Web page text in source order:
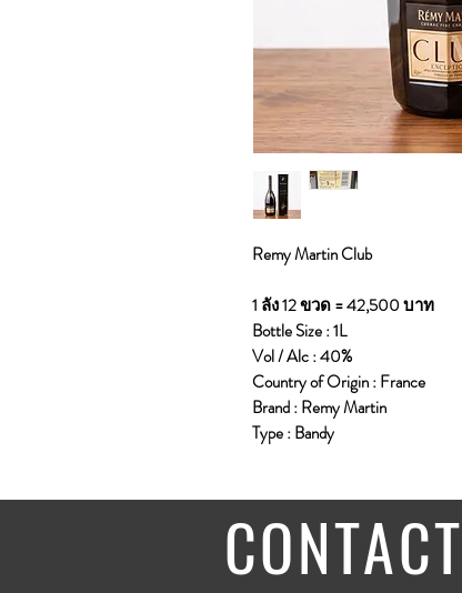
Remy Martin Club
1 ลัง 12 ขวด = 42,500 บาท
Bottle Size : 1L
Vol / Alc : 40%
Country of Origin : France
Brand : Remy Martin
Type : Bandy
CONTACT